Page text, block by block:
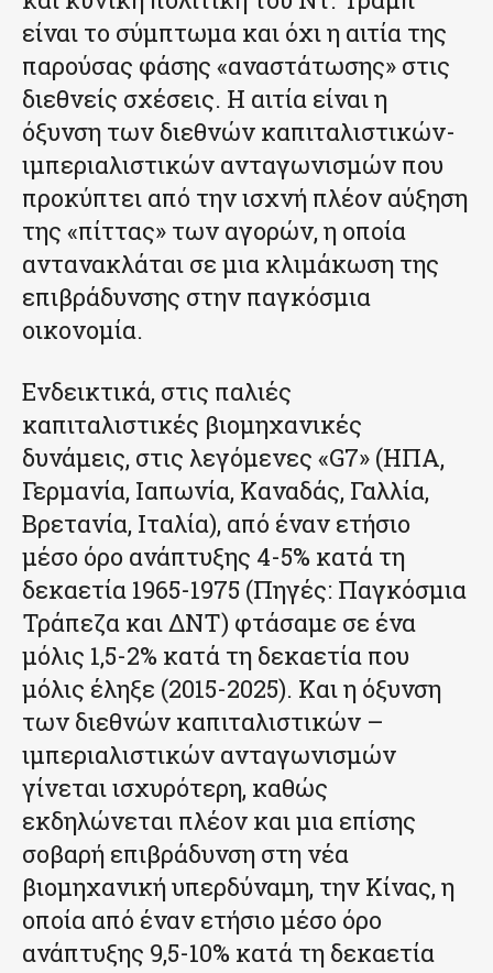
είναι το σύμπτωμα και όχι η αιτία της
παρούσας φάσης «αναστάτωσης» στις
διεθνείς σχέσεις. Η αιτία είναι η
όξυνση των διεθνών καπιταλιστικών-
ιμπεριαλιστικών ανταγωνισμών που
προκύπτει από την ισχνή πλέον αύξηση
της «πίττας» των αγορών, η οποία
αντανακλάται σε μια κλιμάκωση της
επιβράδυνσης στην παγκόσμια
οικονομία.
Ενδεικτικά, στις παλιές
καπιταλιστικές βιομηχανικές
δυνάμεις, στις λεγόμενες «G7» (ΗΠΑ,
Γερμανία, Ιαπωνία, Καναδάς, Γαλλία,
Βρετανία, Ιταλία), από έναν ετήσιο
μέσο όρο ανάπτυξης 4-5% κατά τη
δεκαετία 1965-1975 (Πηγές: Παγκόσμια
Τράπεζα και ΔΝΤ) φτάσαμε σε ένα
μόλις 1,5-2% κατά τη δεκαετία που
μόλις έληξε (2015-2025). Και η όξυνση
των διεθνών καπιταλιστικών –
ιμπεριαλιστικών ανταγωνισμών
γίνεται ισχυρότερη, καθώς
εκδηλώνεται πλέον και μια επίσης
σοβαρή επιβράδυνση στη νέα
βιομηχανική υπερδύναμη, την Κίνας, η
οποία από έναν ετήσιο μέσο όρο
ανάπτυξης 9,5-10% κατά τη δεκαετία